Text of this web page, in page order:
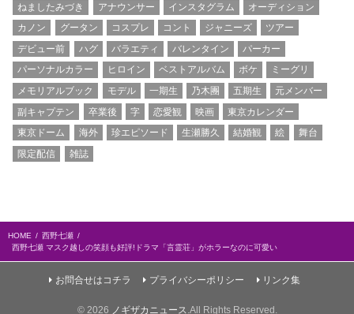
ねましたみづき
アナウンサー インスタグラム
オーディション
カノン
グータン コスプレ コント ジャニーズ
ツアー
デビュー前
ハグ バラエティ バレンタイン
パーカー
パーソナルカラー
ヒロイン ベストアルバム ボケ
ミーグリ
メモリアルブック
モデル 一期生 乃木團 五期生
元メンバー
副キャプテン
卒業後 字 恋愛観 映画
東京カレンダー
東京ドーム
海外 珍エピソード 生瀬勝久 結婚観 絵
舞台
限定配信
雑誌
HOME
西野七瀬
西野七瀬 マスク越しの笑顔も好評!ドラマ「言霊荘」がホラーなのに可愛い
お問合せはコチラ プライバシーポリシー リンク集
© 2026 ノギザカニュース .All Rights Reserved.